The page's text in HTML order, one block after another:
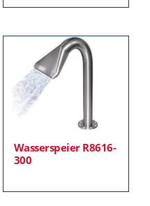
Wasserspeier R8616-
300